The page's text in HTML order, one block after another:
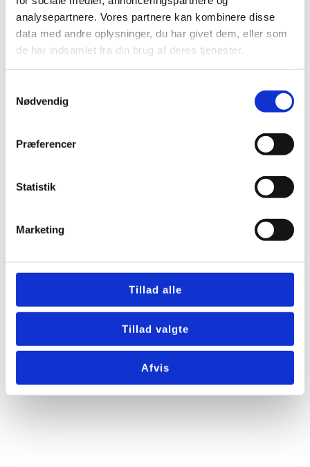
analysepartnere. Vores partnere kan kombinere disse
data med andre oplysninger, du har givet dem, eller som
de har indsamlet fra din brug af deres tjenester.
Nødvendig
Præferencer
Statistik
Marketing
Tillad alle
Tillad valgte
Afvis